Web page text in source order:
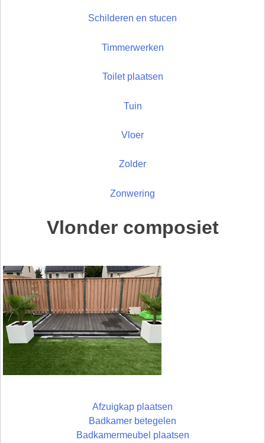
Schilderen en stucen
Timmerwerken
Toilet plaatsen
Tuin
Vloer
Zolder
Zonwering
Vlonder composiet
Afzuigkap plaatsen
Badkamer betegelen
Badkamermeubel plaatsen